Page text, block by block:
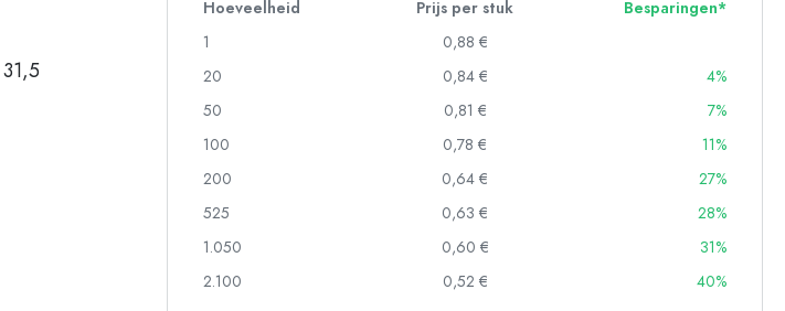
Airless Dispenser
Gin flessen
Kerstflessen
Hoeveelheid Prijs per stuk
Besparingen*
1
0,88 €
20
0,84 €
4%
50
0,81 €
7%
100
0,78 €
11%
200
0,64 €
27%
525
0,63 €
28%
1.050
0,60 €
31%
2.100
0,52 € 40%